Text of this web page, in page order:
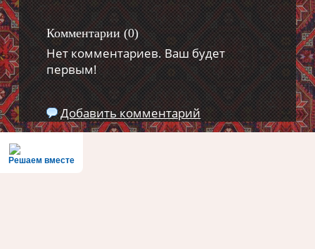
Комментарии (0)
Нет комментариев. Ваш будет
первым!
Добавить комментарий
Решаем вместе